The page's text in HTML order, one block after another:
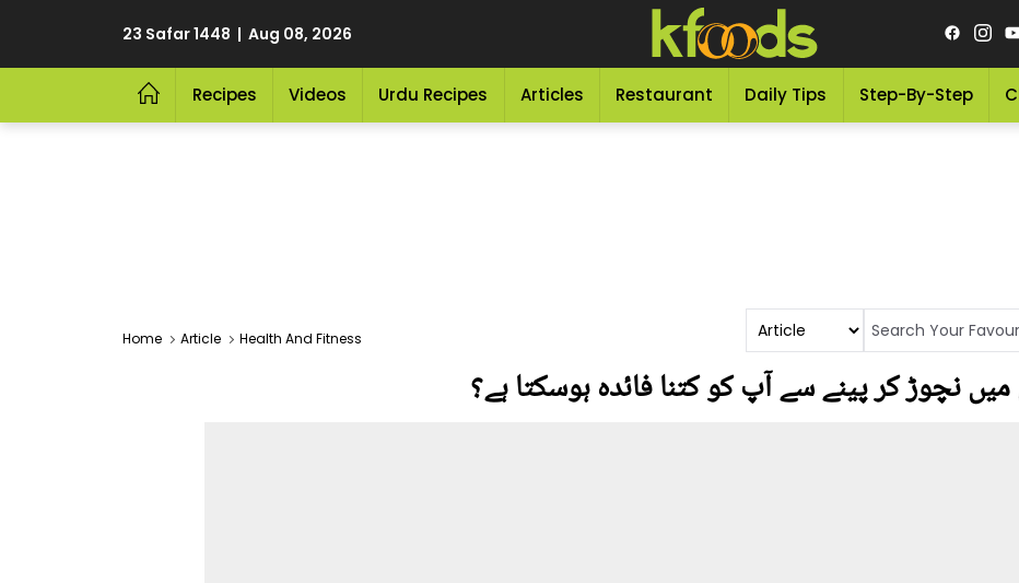
23 Safar 1448 | Aug 08, 2026
Recipes Videos Urdu Recipes Articles Restaurant Daily Tips Step-By-Step
Home Article Health And Fitness
نچوڑ کر پینے سے آپ کو کتنا فائدہ ہوسکتا ہے؟